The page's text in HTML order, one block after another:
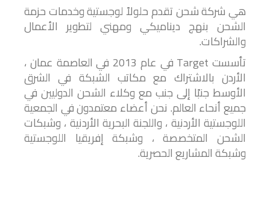
هي شركة شحن تقدم حلولاً لوجستية وخدمات حزمة
الشحن بنهج ديناميكي ومهني لتطوير الأعمال
والشراكات.
تأسست Target في عام 2013 في العاصمة عمان ،
الأردن بالاشتراك مع مكاتب الشبكة في الشرق
الأوسط جنبًا إلى جنب مع وكلاء الشحن الدوليين في
جميع أنحاء العالم. نحن أعضاء معتمدون في الجمعية
اللوجستية الأردنية ، واللجنة البحرية الأردنية ، وشبكات
الشحن المتخصصة ، وشبكة إفريقيا اللوجستية
وشبكة المشاريع الحصرية.